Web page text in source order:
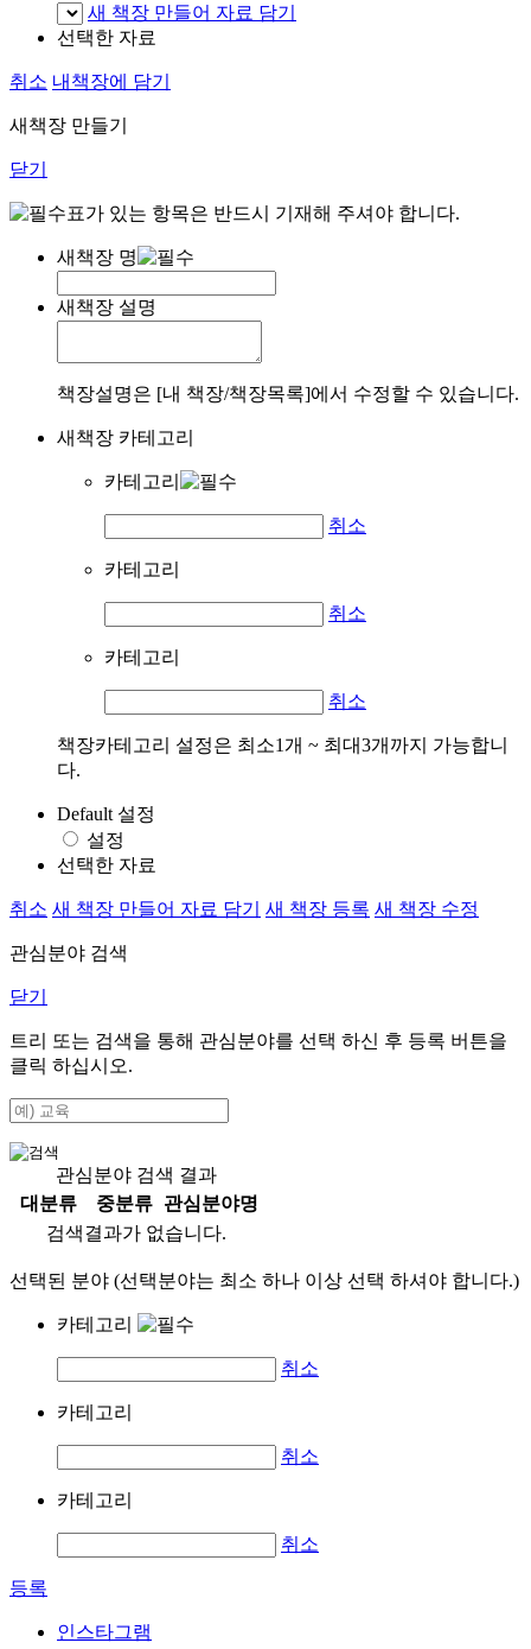
새 책장 만들어 자료 담기
선택한 자료
취소 내책장에 담기
새책장 만들기
닫기
표가 있는 항목은 반드시 기재해 주셔야 합니다.
새책장 명
새책장 설명
책장설명은 [내 책장/책장목록]에서 수정할 수 있습니다.
새책장 카테고리
카테고리
취소
카테고리
취소
카테고리
취소
책장카테고리 설정은 최소1개 ~ 최대3개까지 가능합니
다.
Default 설정
설정
선택한 자료
취소 새 책장 만들어 자료 담기 새 책장 등록 새 책장 수정
관심분야 검색
닫기
트리 또는 검색을 통해 관심분야를 선택 하신 후 등록 버튼을
클릭 하십시오.
관심분야 검색 결과
대분류
중분류
관심분야명
검색결과가 없습니다.
선택된 분야 (선택분야는 최소 하나 이상 선택 하셔야 합니다.)
카테고리
취소
카테고리
취소
카테고리
취소
등록
인스타그램